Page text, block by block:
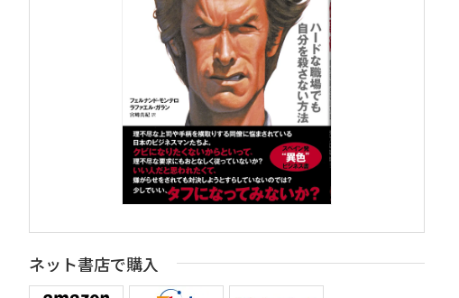
ネット書店で購入